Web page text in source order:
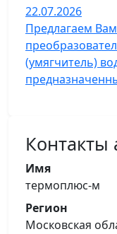
22.07.2026
Предлагаем
(умягчитель)
Контакты
Имя
термоплюс-м
Регион
Московская